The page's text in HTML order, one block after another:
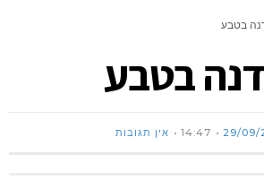
בטבע
בטבע
29/09/
14:47 אין תגובות